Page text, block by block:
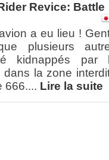
Revice: Battle
a eu lieu !
plusieurs
kidnappés par
la zone
666.... Lire la suite